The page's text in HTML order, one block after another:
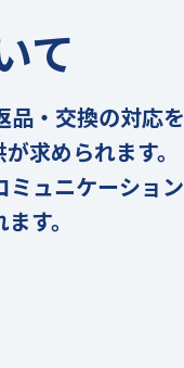
て
品・交換の対応を
求められます。
ミュニケーション
す。